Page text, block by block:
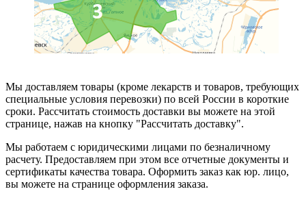
Мы доставляем товары (кроме лекарств и товаров, требующих
специальные условия перевозки) по всей России в короткие
сроки. Рассчитать стоимость доставки вы можете на этой
странице, нажав на кнопку "Рассчитать доставку".
Мы работаем с юридическими лицами по безналичному
расчету. Предоставляем при этом все отчетные документы и
сертификаты качества товара. Оформить заказ как юр. лицо,
вы можете на странице оформления заказа.